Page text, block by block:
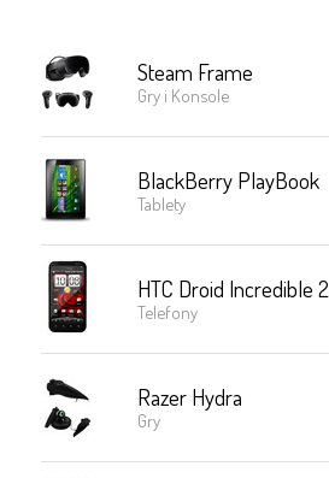
Steam Frame
Gry i Konsole
BlackBerry PlayBook
Tablety
HTC Droid Incredible 2
Telefony
Razer Hydra
Gry